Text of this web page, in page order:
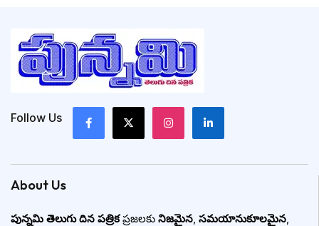
Follow Us
About Us
పున్నమి తెలుగు దిన పత్రికప్రజలకు నిజమైన, సమయానుకూలమైన,